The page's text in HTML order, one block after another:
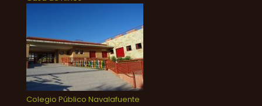
Colegio Público Navalafuente